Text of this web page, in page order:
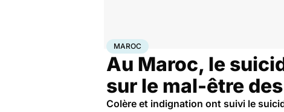
AccueilSanté
MAROC
Au Maroc, le
sur le mal-être
Colère et indignation ont suivi le